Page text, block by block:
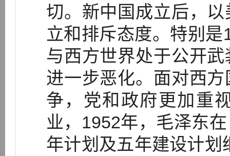
切。新中国成立后，
立和排斥态度。特别
与西方世界处于公开
进一步恶化。面对西
争，党和政府更加重
业，1952年，毛泽东
年计划及五年建设计划